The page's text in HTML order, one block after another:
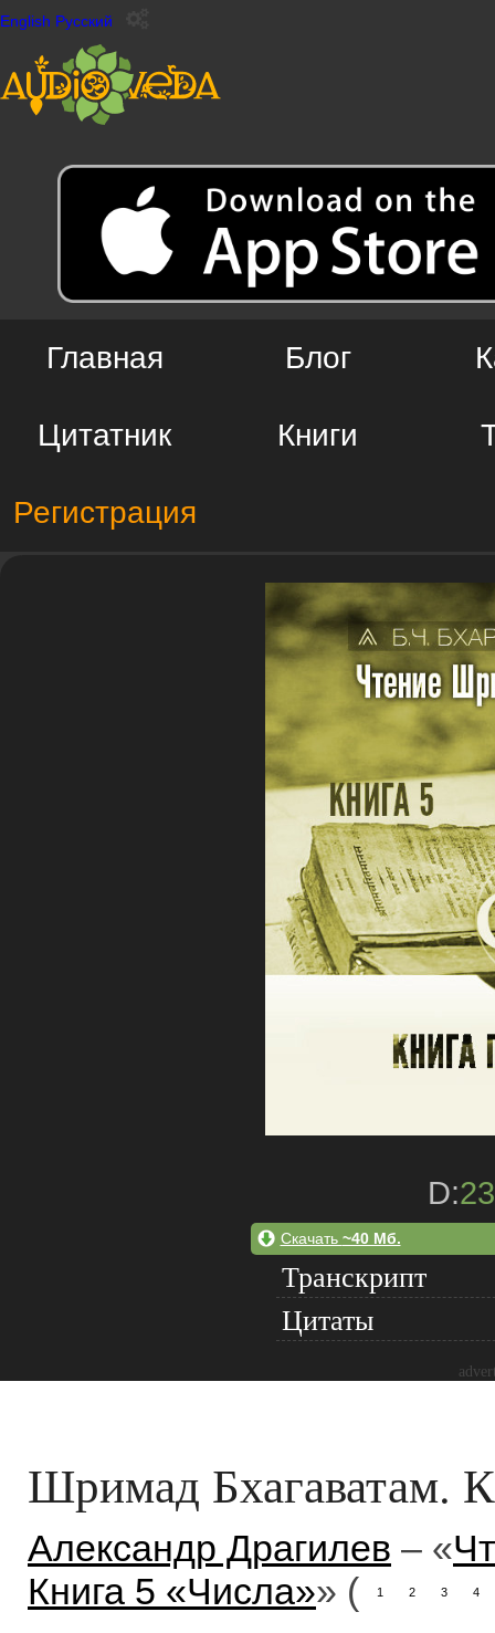
English Русский
Главная Блог
Цитатник Книги
Регистрация
D:
Скачать ~40 Мб.
Транскрипт
Цитаты
Шримад Бхагаватам.
Александр Драгилев – «
Книга 5 «Числа»» ( 1 2 3 4